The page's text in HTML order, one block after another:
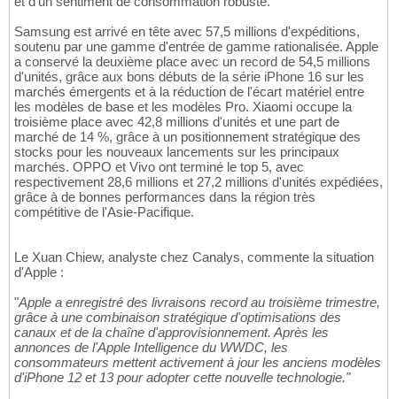
Samsung est arrivé en tête avec 57,5 millions d'expéditions,
soutenu par une gamme d'entrée de gamme rationalisée. Apple
a conservé la deuxième place avec un record de 54,5 millions
d'unités, grâce aux bons débuts de la série iPhone 16 sur les
marchés émergents et à la réduction de l'écart matériel entre
les modèles de base et les modèles Pro. Xiaomi occupe la
troisième place avec 42,8 millions d'unités et une part de
marché de 14 %, grâce à un positionnement stratégique des
stocks pour les nouveaux lancements sur les principaux
marchés. OPPO et Vivo ont terminé le top 5, avec
respectivement 28,6 millions et 27,2 millions d'unités expédiées,
grâce à de bonnes performances dans la région très
compétitive de l'Asie-Pacifique.
Le Xuan Chiew, analyste chez Canalys, commente la situation
d'Apple :
"Apple a enregistré des livraisons record au troisième trimestre,
grâce à une combinaison stratégique d'optimisations des
canaux et de la chaîne d'approvisionnement. Après les
annonces de l'Apple Intelligence du WWDC, les
consommateurs mettent activement à jour les anciens modèles
d'iPhone 12 et 13 pour adopter cette nouvelle technologie."